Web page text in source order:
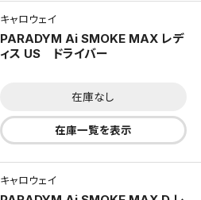
キャロウェイ
PARADYM Ai SMOKE MAX レデ
ィス US ドライバー
在庫なし
在庫一覧を表示
キャロウェイ